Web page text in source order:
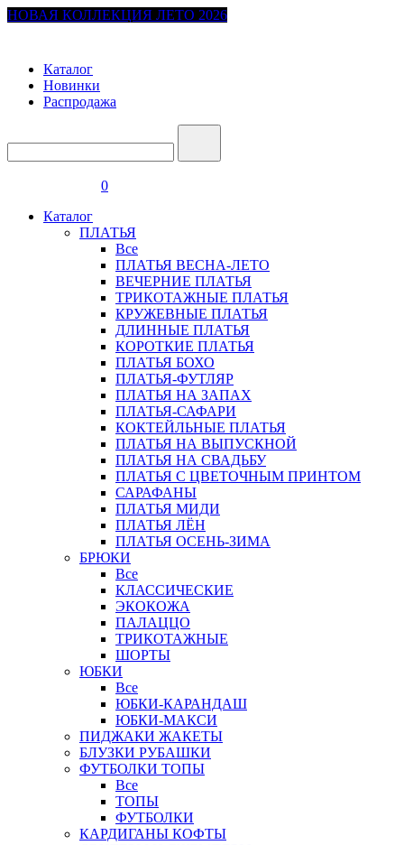
НОВАЯ КОЛЛЕКЦИЯ ЛЕТО 2026
Каталог
Новинки
Распродажа
0
Каталог
ПЛАТЬЯ
Все
ПЛАТЬЯ ВЕСНА-ЛЕТО
ВЕЧЕРНИЕ ПЛАТЬЯ
ТРИКОТАЖНЫЕ ПЛАТЬЯ
КРУЖЕВНЫЕ ПЛАТЬЯ
ДЛИННЫЕ ПЛАТЬЯ
КОРОТКИЕ ПЛАТЬЯ
ПЛАТЬЯ БОХО
ПЛАТЬЯ-ФУТЛЯР
ПЛАТЬЯ НА ЗАПАХ
ПЛАТЬЯ-САФАРИ
КОКТЕЙЛЬНЫЕ ПЛАТЬЯ
ПЛАТЬЯ НА ВЫПУСКНОЙ
ПЛАТЬЯ НА СВАДЬБУ
ПЛАТЬЯ С ЦВЕТОЧНЫМ ПРИНТОМ
САРАФАНЫ
ПЛАТЬЯ МИДИ
ПЛАТЬЯ ЛЁН
ПЛАТЬЯ ОСЕНЬ-ЗИМА
БРЮКИ
Все
КЛАССИЧЕСКИЕ
ЭКОКОЖА
ПАЛАЦЦО
ТРИКОТАЖНЫЕ
ШОРТЫ
ЮБКИ
Все
ЮБКИ-КАРАНДАШ
ЮБКИ-МАКСИ
ПИДЖАКИ ЖАКЕТЫ
БЛУЗКИ РУБАШКИ
ФУТБОЛКИ ТОПЫ
Все
ТОПЫ
ФУТБОЛКИ
КАРДИГАНЫ КОФТЫ